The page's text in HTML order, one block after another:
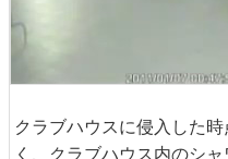
クラブハウスに侵入した
く、クラブハウス内のシ